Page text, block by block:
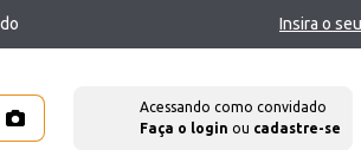
Insira o
Acessando como convidado
Faça o login ou cadastre-se